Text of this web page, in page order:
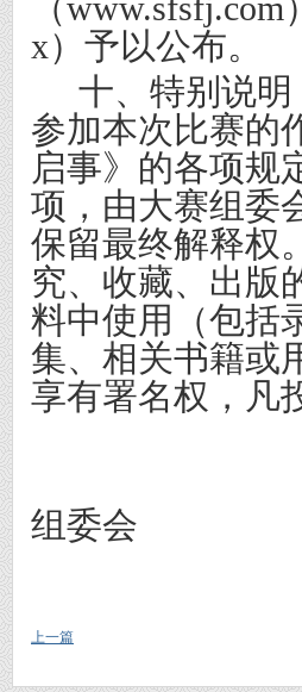
x）予以公布。
十、特别说
参加本次比赛的
启事》的各项规
项，由大赛组委
保留最终解释权
究、收藏、出版
料中使用（包括
集、相关书籍或
享有署名权，凡
“弘毅杯
组委会
上一篇